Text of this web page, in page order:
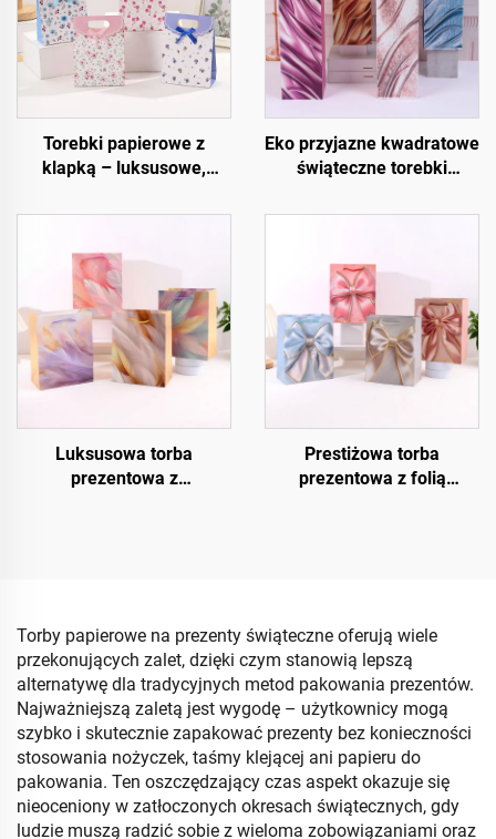
Torebki papierowe z
klapką – luksusowe,
pełni konfigurowalne
Eko przyjazne kwadratowe
świąteczne torebki
na wino i butelki z papieru
Luksusowa torba
prezentowa z
Prestiżowa torba
prezentowa z folią
Torby papierowe na prezenty świąteczne oferują wiele
przekonujących zalet, dzięki czym stanowią lepszą
alternatywę dla tradycyjnych metod pakowania prezentów.
Najważniejszą zaletą jest wygodę – użytkownicy mogą
szybko i skutecznie zapakować prezenty bez konieczności
stosowania nożyczek, taśmy klejącej ani papieru do
pakowania. Ten oszczędzający czas aspekt okazuje się
nieoceniony w zatłoczonych okresach świątecznych, gdy
ludzie muszą radzić sobie z wieloma zobowiązaniami oraz